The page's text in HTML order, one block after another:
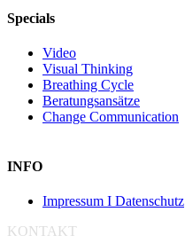
Specials
Video
Visual Thinking
Breathing Cycle
Beratungsansätze
Change Communication
INFO
Impressum I Datenschutz
KONTAKT